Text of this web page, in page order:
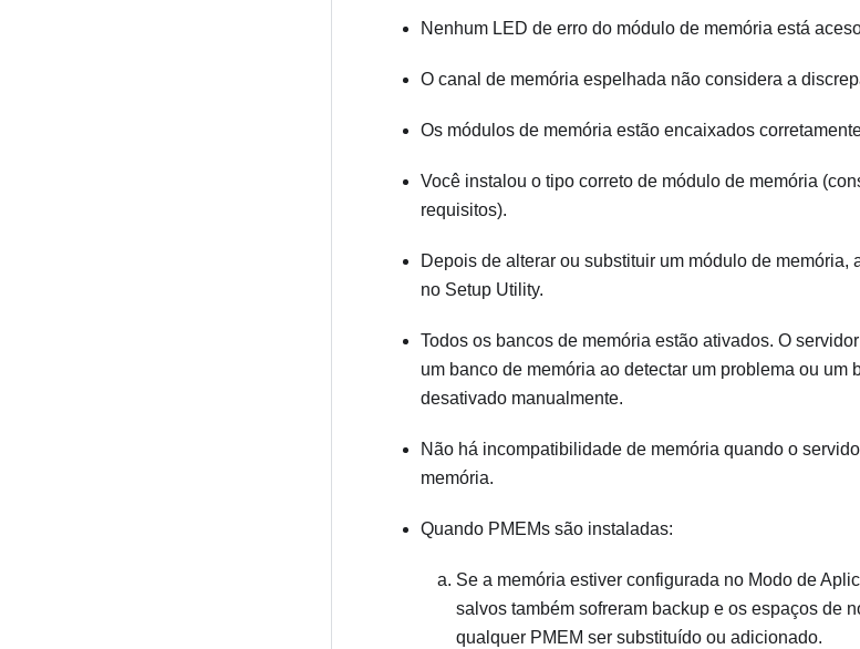
Nenhum LED de erro do módulo de memória está
O canal de memória espelhada não considera a
Os módulos de memória estão encaixados
Você instalou o tipo correto de módulo de memória
requisitos).
Depois de alterar ou substituir um módulo de
no Setup Utility.
Todos os bancos de memória estão ativados. O
um banco de memória ao detectar um problema ou um
desativado manualmente.
Não há incompatibilidade de memória quando o
memória.
Quando PMEMs são instaladas:
Se a memória estiver configurada no Modo de
salvos também sofreram backup e os espaços de
qualquer PMEM ser substituído ou adicionado.